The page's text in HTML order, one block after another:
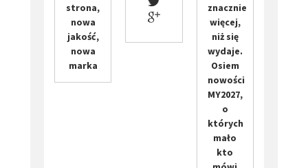
strona,
nowa
jakość,
nowa
marka
znacznie
więcej,
niż się
wydaje.
Osiem
nowości
MY2027,
o
których
mało
kto